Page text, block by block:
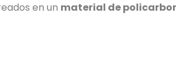
en un material de